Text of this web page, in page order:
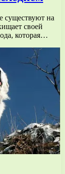
существуют на
своей
которая…